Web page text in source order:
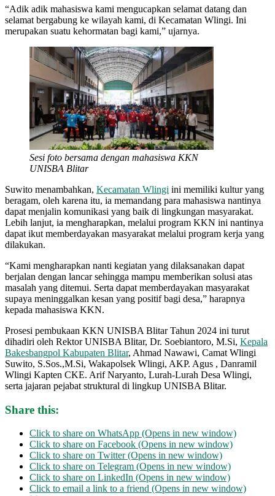
“Adik adik mahasiswa kami mengucapkan selamat datang dan
selamat bergabung ke wilayah kami, di Kecamatan Wlingi. Ini
merupakan suatu kehormatan bagi kami,” ujarnya.
Sesi foto bersama dengan mahasiswa KKN
UNISBA Blitar
Suwito menambahkan, Kecamatan Wlingi ini memiliki kultur yang
beragam, oleh karena itu, ia memandang para mahasiswa nantinya
dapat menjalin komunikasi yang baik di lingkungan masyarakat.
Lebih lanjut, ia mengharapkan, melalui program KKN ini nantinya
dapat ikut memberdayakan masyarakat melalui program kerja yang
dilakukan.
“Kami mengharapkan nanti kegiatan yang dilaksanakan dapat
berjalan dengan lancar sehingga mampu memberikan solusi atas
masalah yang ditemui. Serta dapat memberdayakan masyarakat
supaya meninggalkan kesan yang positif bagi desa,” harapnya
kepada mahasiswa KKN.
Prosesi pembukaan KKN UNISBA Blitar Tahun 2024 ini turut
dihadiri oleh Rektor UNISBA Blitar, Dr. Soebiantoro, M.Si, Kepala
Bakesbangpol Kabupaten Blitar, Ahmad Nawawi, Camat Wlingi
Suwito, S.Sos.,M.Si, Wakapolsek Wlingi, AKP. Agus , Danramil
Wlingi Kapten CKE. Arif Naryanto, Lurah-Lurah Desa Wlingi,
serta jajaran pejabat struktural di lingkup UNISBA Blitar.
Share this:
Click to share on WhatsApp (Opens in new window)
Click to share on Facebook (Opens in new window)
Click to share on Twitter (Opens in new window)
Click to share on Telegram (Opens in new window)
Click to share on LinkedIn (Opens in new window)
Click to email a link to a friend (Opens in new window)